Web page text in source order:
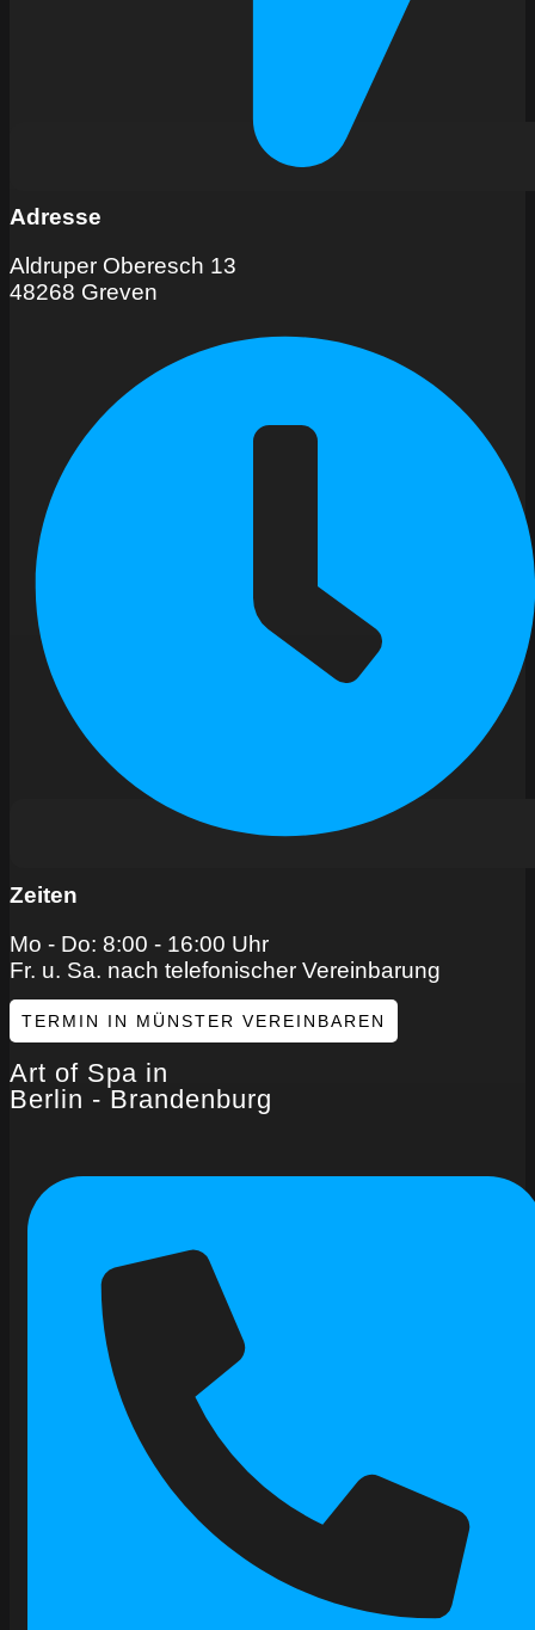
Adresse
Aldruper Oberesch 13
48268 Greven
Zeiten
Mo - Do: 8:00 - 16:00 Uhr
Fr. u. Sa. nach telefonischer Vereinbarung
TERMIN IN MÜNSTER VEREINBAREN
Art of Spa in
Berlin - Brandenburg